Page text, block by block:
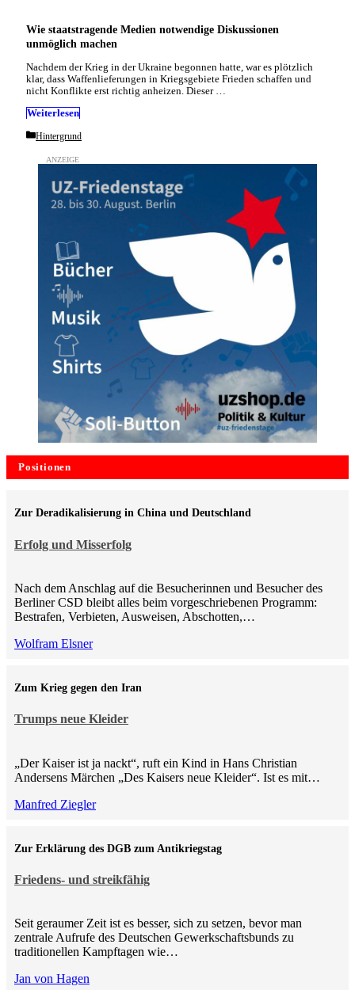
Wie staatstragende Medien notwendige Diskussionen
unmöglich machen
Nachdem der Krieg in der Ukraine begonnen hatte, war es plötzlich
klar, dass Waffenlieferungen in Kriegsgebiete Frieden schaffen und
nicht Konflikte erst richtig anheizen. Dieser …
Weiterlesen
Categories
Hintergrund
Positionen
Erfolg und Misserfolg
Zur Deradikalisierung in China und Deutschland
Nach dem Anschlag auf die Besucherinnen und Besucher des
Berliner CSD bleibt alles beim vorgeschriebenen Programm:
Bestrafen, Verbieten, Ausweisen, Abschotten,…
Wolfram Elsner
Trumps neue Kleider
Zum Krieg gegen den Iran
„Der Kaiser ist ja nackt“, ruft ein Kind in Hans Christian
Andersens Märchen „Des Kaisers neue Kleider“. Ist es mit…
Manfred Ziegler
Friedens- und streikfähig
Zur Erklärung des DGB zum Antikriegstag
Seit geraumer Zeit ist es besser, sich zu setzen, bevor man
zentrale Aufrufe des Deutschen Gewerkschaftsbunds zu
traditionellen Kampftagen wie…
Jan von Hagen